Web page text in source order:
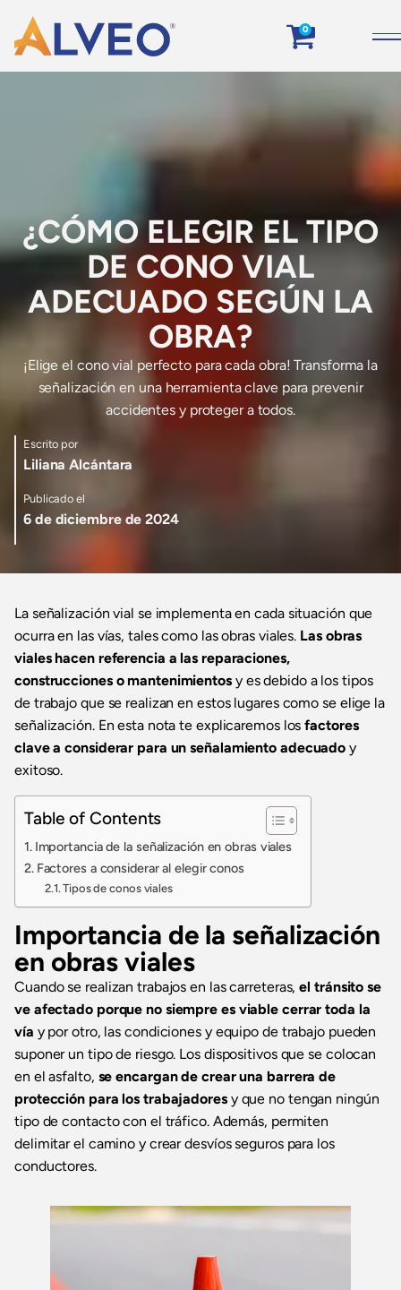
0
¿CÓMO ELEGIR EL TIPO
DE CONO VIAL
ADECUADO SEGÚN LA
OBRA?
¡Elige el cono vial perfecto para cada obra! Transforma la
señalización en una herramienta clave para prevenir
accidentes y proteger a todos.
Escrito por
Liliana Alcántara
Publicado el
6 de diciembre de 2024
La señalización vial se implementa en cada situación que
ocurra en las vías, tales como las obras viales. Las obras
viales hacen referencia a las reparaciones,
construcciones o mantenimientosy es debido a los tipos
de trabajo que se realizan en estos lugares como se elige la
señalización. En esta nota te explicaremos losfactores
clave a considerar para un señalamiento adecuado y
exitoso.
Table of Contents
Importancia de la señalización en obras viales
Factores a considerar al elegir conos
Tipos de conos viales
Importancia de la señalización
en obras viales
Cuando se realizan trabajos en las carreteras,el tránsito se
ve afectado porque no siempre es viable cerrar toda la
vía y por otro, las condiciones y equipo de trabajo pueden
suponer un tipo de riesgo. Los dispositivos que se colocan
en el asfalto, se encargan de crear una barrera de
protección para los trabajadoresy que no tengan ningún
tipo de contacto con el tráfico. Además, permiten
delimitar el camino y crear desvíos seguros para los
conductores.